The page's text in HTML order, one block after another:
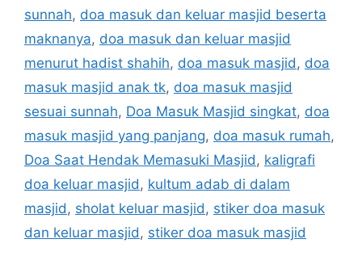
sunnah, doa masuk dan keluar masjid beserta
maknanya, doa masuk dan keluar masjid
menurut hadist shahih, doa masuk masjid, doa
masuk masjid anak tk, doa masuk masjid
sesuai sunnah, Doa Masuk Masjid singkat, doa
masuk masjid yang panjang, doa masuk rumah,
Doa Saat Hendak Memasuki Masjid, kaligrafi
doa keluar masjid, kultum adab di dalam
masjid, sholat keluar masjid, stiker doa masuk
dan keluar masjid, stiker doa masuk masjid